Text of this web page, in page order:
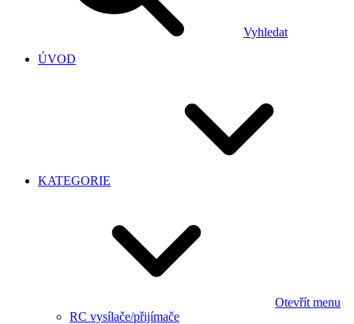
Vyhledat
ÚVOD
KATEGORIE
Otevřít menu
RC vysílače/přijímače